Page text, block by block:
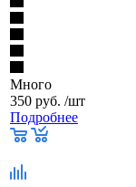
Много
350 руб. /шт
Подробнее